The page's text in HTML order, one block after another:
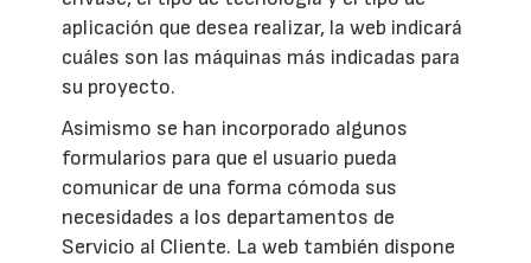
aplicación que desea realizar, la web indicará
cuáles son las máquinas más indicadas para
su proyecto.
Asimismo se han incorporado algunos
formularios para que el usuario pueda
comunicar de una forma cómoda sus
necesidades a los departamentos de
Servicio al Cliente. La web también dispone